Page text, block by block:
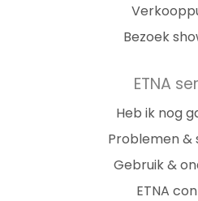
Bezoek
ETNA
Heb ik nog
Problemen &
Gebruik &
ETNA